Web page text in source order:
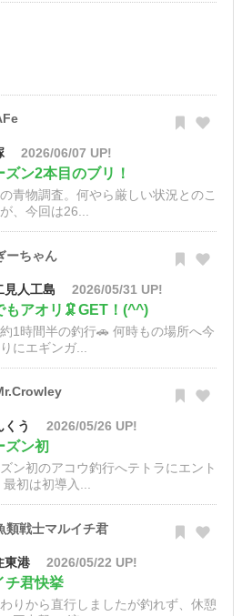
2026/06/07 UP!
ズン2本目のブリ！
青物調査。何やら厳しい状況とのこ
、今回は26...
ーちゃん
見人工島 2026/05/31 UP!
もアオリ🦑GET！(^^)
1時間半の釣行🚗 何時もの場所へ今
にエギンガ...
くう 2026/05/26 UP!
ズン初
ン初のアコウ釣行へテトラにエント
最初は初導入...
類戦士マルイチ君
東港 2026/05/22 UP!
チ君快挙
りから直行しましたが釣れず、休憩